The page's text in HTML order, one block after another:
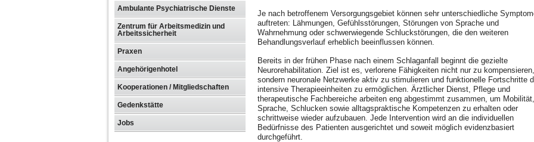
Ambulante Psychiatrische Dienste
Zentrum für Arbeitsmedizin und
Arbeitssicherheit
Praxen
Angehörigenhotel
Kooperationen / Mitgliedschaften
Gedenkstätte
Jobs
Je nach betroffenem Versorgungsgebiet können sehr unterschiedliche
auftreten: Lähmungen, Gefühlsstörungen, Störungen von Sprache und
Wahrnehmung oder schwerwiegende Schluckstörungen, die den weiteren
Behandlungsverlauf erheblich beeinflussen können.
Bereits in der frühen Phase nach einem Schlaganfall beginnt die gezielte
Neurorehabilitation. Ziel ist es, verlorene Fähigkeiten nicht nur zu kompensieren,
sondern neuronale Netzwerke aktiv zu stimulieren und funktionelle Fortschritte
intensive Therapieeinheiten zu ermöglichen. Ärztlicher Dienst, Pflege und
therapeutische Fachbereiche arbeiten eng abgestimmt zusammen, um Mobilität,
Sprache, Schlucken sowie alltagspraktische Kompetenzen zu erhalten oder
schrittweise wieder aufzubauen. Jede Intervention wird an die individuellen
Bedürfnisse des Patienten ausgerichtet und soweit möglich evidenzbasiert
durchgeführt.